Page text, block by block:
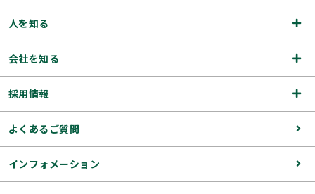
人を知る
会社を知る
採用情報
よくあるご質問
インフォメーション